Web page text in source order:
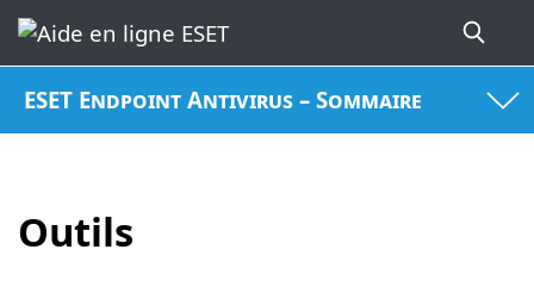
ESET Endpoint Antivirus – Sommaire
Outils